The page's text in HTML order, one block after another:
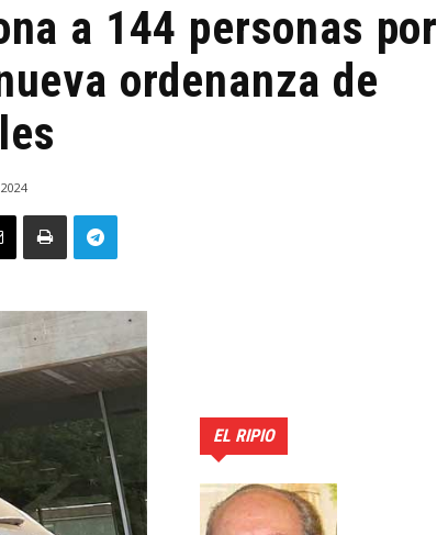
a 144 personas por
ordenanza de
EL RIPIO